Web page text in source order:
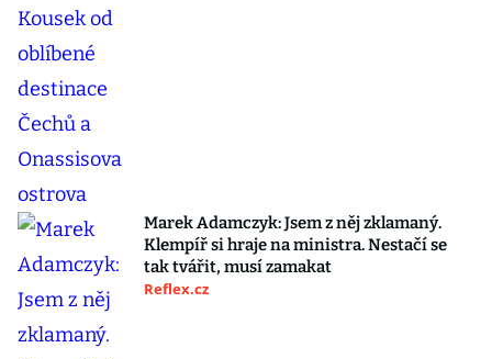
Marek Adamczyk: Jsem z něj zklamaný.
Klempíř si hraje na ministra. Nestačí se
tak tvářit, musí zamakat
Reflex.cz